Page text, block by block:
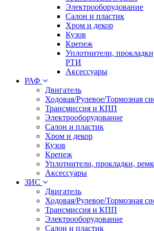
Электрооборудование
Салон и пластик
Хром и декор
Кузов
Крепеж
Уплотнители,
РТИ
Аксессуары
РАФ
Двигатель
Ходовая/Рулевое/Тормозная
Трансмиссия и КПП
Электрооборудование
Салон и пластик
Хром и декор
Кузов
Крепеж
Уплотнители, прокладки,
Аксессуары
ЗИС
Двигатель
Ходовая/Рулевое/Тормозная
Трансмиссия и КПП
Электрооборудование
Салон и пластик